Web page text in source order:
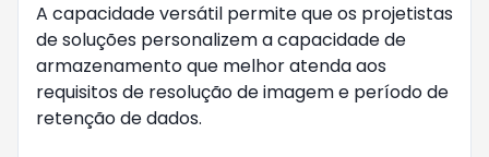
A capacidade versátil permite que os projetistas
de soluções personalizem a capacidade de
armazenamento que melhor atenda aos
requisitos de resolução de imagem e período de
retenção de dados.